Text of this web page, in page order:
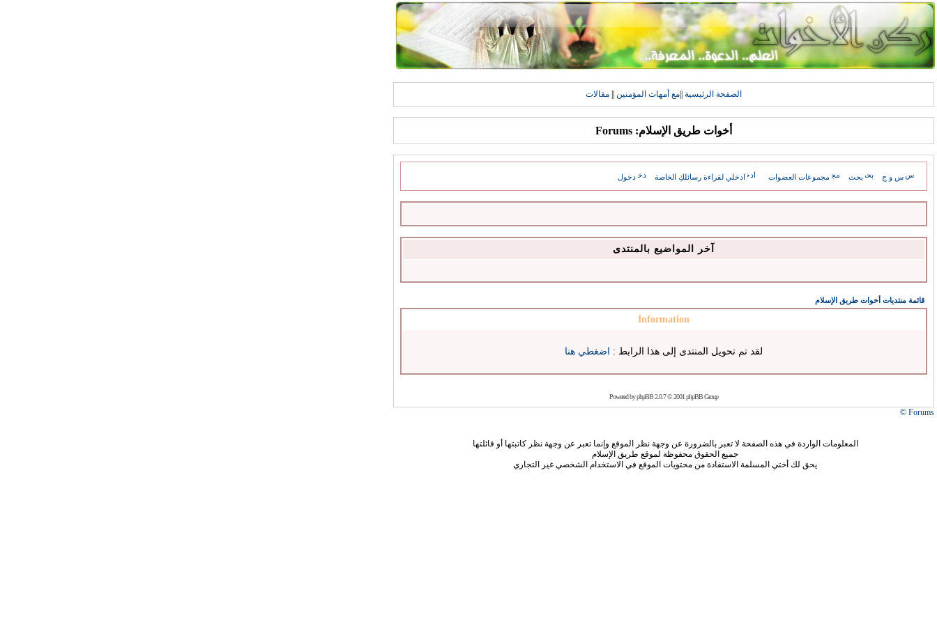
الصفحة الرئيسية مع أمهات المؤمنين مقالات
أخوات طريق الإسلام: Forums
س و ج بحث مجموعات العضوات ادخلي لقراءة رسائلكِ الخاصة دخول
آخر المواضيع بالمنتدى
قائمة منتديات أخوات طريق الإسلام
Information
لقد تم تحويل المنتدى إلى هذا الرابط : اضغطي هنا
Powered byphpBB2.0.7 © 2001 phpBB Group
Forums ©
المعلومات الواردة في هذه الصفحة لا تعبر بالضرورة عن وجهة نظر الموقع وإنما تعبر عن وجهة نظر كاتبتها أو قائلتها
جميع الحقوق محفوظة لموقع طريق الإسلام
يحق لك أختي المسلمة الاستفادة من محتويات الموقع في الاستخدام الشخصي غير التجاري